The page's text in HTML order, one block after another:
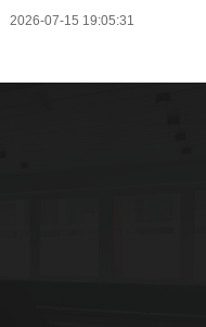
2026-07-15 19:05:31